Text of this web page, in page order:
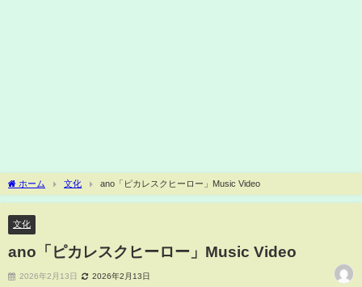
ホーム 文化 ano「ピカレスクヒーロー」Music Video
文化
ano「ピカレスクヒーロー」Music Video
2026年2月13日 2026年2月13日